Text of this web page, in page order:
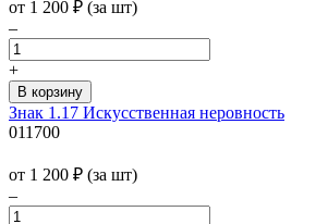
от 1 200 ₽ (за шт)
–
+
Знак 1.17 Искусственная неровность
011700
от 1 200 ₽ (за шт)
–